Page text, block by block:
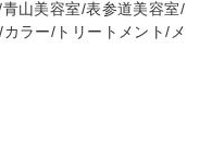
山美容室/表参道美容室/
ラー/トリートメント/メ